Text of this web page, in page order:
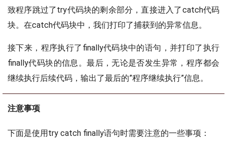
致程序跳过了try代码块的剩余部分，直接进入了catch代码
块。在catch代码块中，我们打印了捕获到的异常信息。
接下来，程序执行了finally代码块中的语句，并打印了执行
finally代码块的信息。最后，无论是否发生异常，程序都会
继续执行后续代码，输出了最后的”程序继续执行”信息。
注意事项
下面是使用try catch finally语句时需要注意的一些事项：